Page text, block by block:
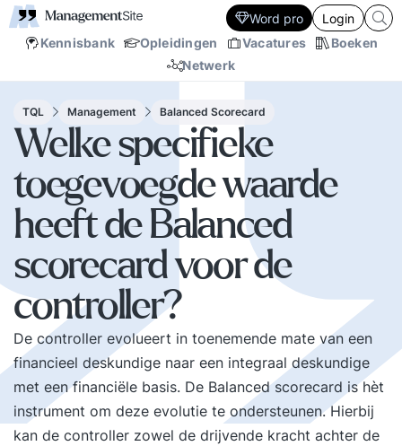
Kennisbank Opleidingen Vacatures
Boeken
Netwerk
Word pro Login
TQL Management Balanced Scorecard
Welke specifieke
toegevoegde waarde
heeft de Balanced
scorecard voor de
controller?
De controller evolueert in toenemende mate van een
financieel deskundige naar een integraal deskundige
met een financiële basis. De Balanced scorecard is hèt
instrument om deze evolutie te ondersteunen. Hierbij
kan de controller zowel de drijvende kracht achter de